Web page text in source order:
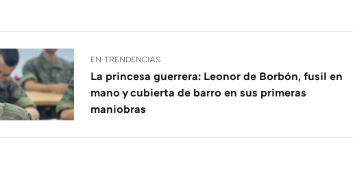
EN TRENDENCIAS
La princesa guerrera: Leonor de Borbón, fusil en
mano y cubierta de barro en sus primeras
maniobras